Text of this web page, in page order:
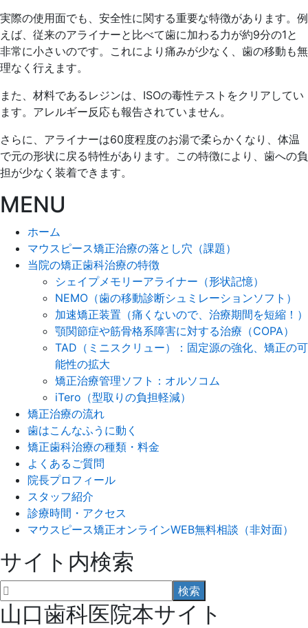
実際の使用面でも、安全性に関する重要な特徴があります。例
えば、従来のアライナーと比べて歯に加わる力が約9分の1と
非常に小さいのです。これにより痛みが少なく、歯の移動も無
理なく行えます。
また、材料であるレジンは、ISOの毒性テストをクリアしてい
ます。アレルギー反応も報告されていません。
さらに、アライナーは60度程度のお湯で柔らかくなり、体温
で元の形状に戻る特性があります。この特徴により、歯への負
担が少なく装着できます。
MENU
ホーム
マウスピース矯正治療の落とし穴（課題）
当院の矯正歯科治療の特徴
シェイプメモリーアライナー（形状記憶）
NEMO（歯の移動診断シュミレーションソフト）
加速矯正装置（痛くないので、治療期間を短縮！）
顎関節症や筋骨格系障害に対する治療（COPA）
TAD（ミニスクリュー）：固定源の強化、矯正の可
能性の拡大
矯正治療管理ソフト：オルソコム
iTero（型取りの負担軽減）
矯正治療の流れ
歯はこんなふうに動く
矯正歯科治療の種類・料金
よくあるご質問
院長プロフィール
スタッフ紹介
診療時間・アクセス
マウスピース矯正オンラインWEB無料相談（非対面）
サイト内検索
山口歯科医院本サイト